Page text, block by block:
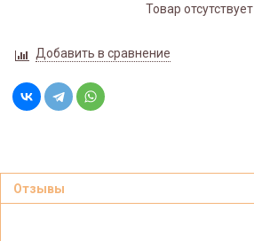
Товар отсутствует
Добавить в сравнение
Отзывы